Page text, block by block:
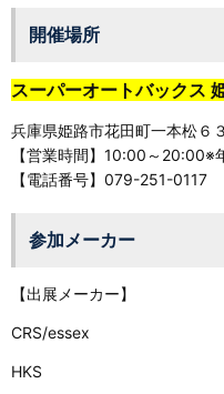
開催場所
スーパーオートバックス
兵庫県姫路市花田町一本松６
【営業時間】10:00～20:00※
【電話番号】079-251-0117
参加メーカー
【出展メーカー】
CRS/essex
HKS